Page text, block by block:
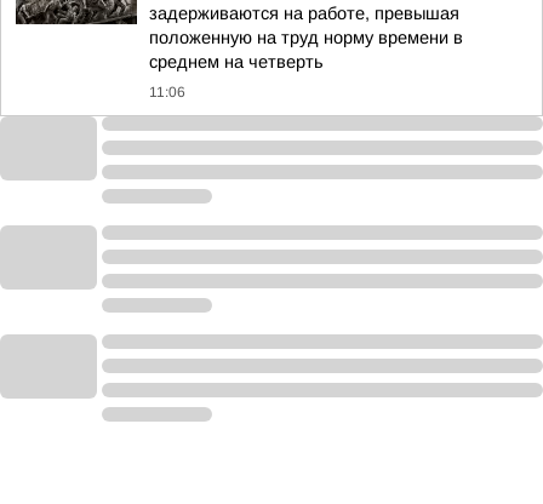
задерживаются на работе, превышая
положенную на труд норму времени в
среднем на четверть
11:06